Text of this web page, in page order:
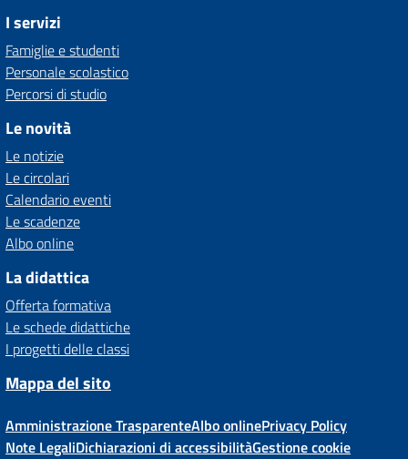
I servizi
Famiglie e studenti
Personale scolastico
Percorsi di studio
Le novità
Le notizie
Le circolari
Calendario eventi
Le scadenze
Albo online
La didattica
Offerta formativa
Le schede didattiche
I progetti delle classi
Mappa del sito
Amministrazione TrasparenteAlbo onlinePrivacy Policy
Note LegaliDichiarazioni di accessibilitàGestione cookie